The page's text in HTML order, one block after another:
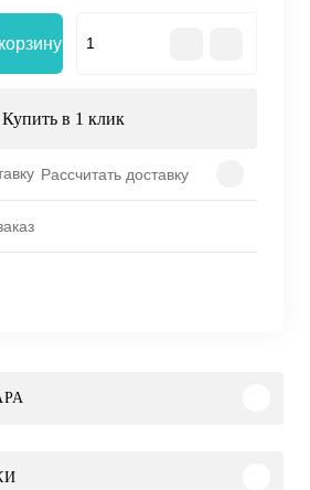
Купить в 1 клик
Рассчитать доставку